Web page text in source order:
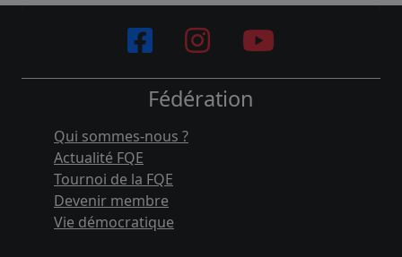
Fédération
Qui sommes-nous ?
Actualité FQE
Tournoi de la FQE
Devenir membre
Vie démocratique